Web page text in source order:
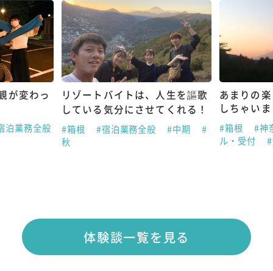
が変わっ
泊業務全般
リゾートバイトは、人生を謳歌
している気分にさせてくれる！
#箱根 #宿泊業務全般 #中期
#
秋
あまりの
しちゃい
#箱根
#神
ル・受付
体験談一覧を見る